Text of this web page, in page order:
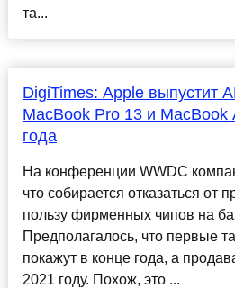
та...
DigiTimes: Apple выпустит
MacBook Pro 13 и MacBook
года
На конференции WWDC
что собирается отказаться от
пользу фирменных чипов на
Предполагалось, что первые
покажут в конце года, а
2021 году. Похож, это ...